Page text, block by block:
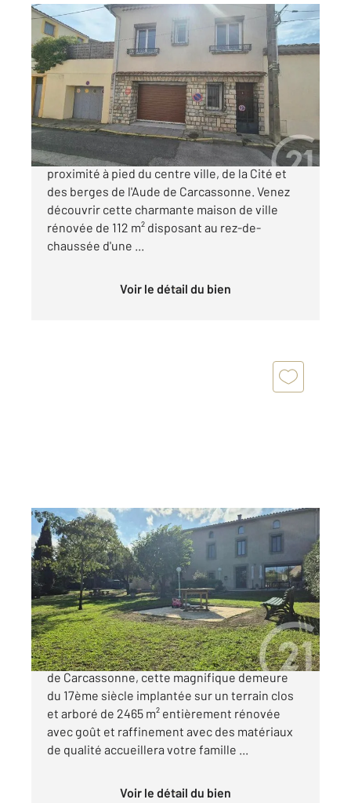
CARCASSONNE 11
112 m2, 4 pièces
Ref : 29533
Maison à vendre
185 000 €
Dans un quartier recherché idéalement situé à
proximité à pied du centre ville, de la Cité et
des berges de l'Aude de Carcassonne. Venez
découvrir cette charmante maison de ville
rénovée de 112 m² disposant au rez-de-
chaussée d'une ...
Voir le détail du bien
Aude 11
405,51 m2, 13 pièces
Ref : 29524
Maison à vendre
699 000 €
Au cœur d'un charmant village aux alentours
de Carcassonne, cette magnifique demeure
du 17ème siècle implantée sur un terrain clos
et arboré de 2465 m² entièrement rénovée
avec goût et raffinement avec des matériaux
de qualité accueillera votre famille ...
Voir le détail du bien